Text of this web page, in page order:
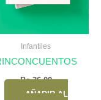
Infantiles
Bs.36,00
AÑADIR AL